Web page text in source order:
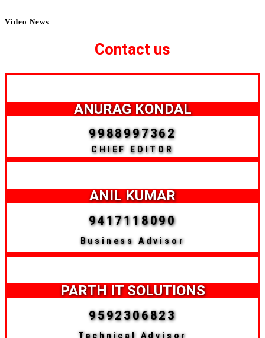
Video News
Contact us
ANURAG KONDAL
9988997362
CHIEF EDITOR
ANIL KUMAR
9417118090
Business Advisor
PARTH IT SOLUTIONS
9592306823
Technical Advisor